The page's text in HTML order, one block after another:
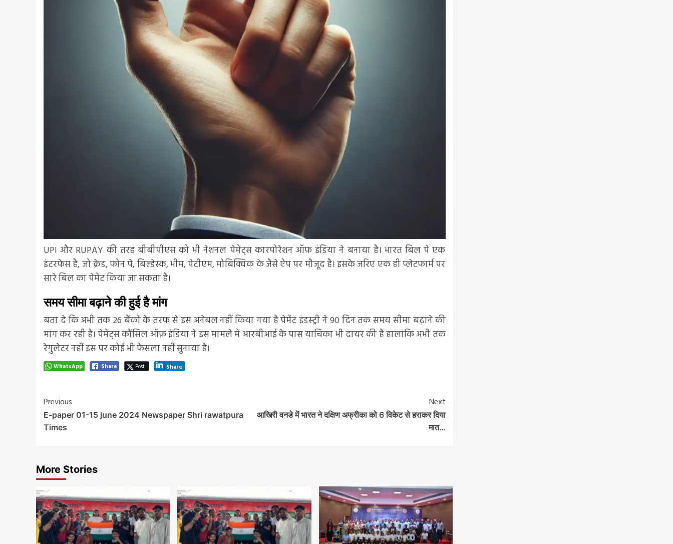
UPI और RUPAY की तरह बीबीपीएस को भी नेशनल पेमेंट्स कारपोरेशन ऑफ़ इंडिया ने बनाया है। भारत बिल पे एक
इंटरफेस है, जो क्रेड, फोन पे, बिल्डेस्क, भीम, पेटीएम, मोबिक्विक के जैसे ऐप पर मौजूद है। इसके जरिए एक ही प्लेटफार्म पर
सारे बिल का पेमेंट किया जा सकता है।
समय सीमा बढ़ाने की हुई है मांग
बता दे कि अभी तक 26 बैंकों के तरफ से इस अनेबल नहीं किया गया है पेमेंट इंडस्ट्री ने 90 दिन तक समय सीमा बढ़ाने की
मांग कर रही है। पेमेंट्स कौंसिल ऑफ़ इंडिया ने इस मामले में आरबीआई के पास याचिका भी दायर की है हालांकि अभी तक
रेगुलेटर नहीं इस पर कोई भी फैसला नहीं सुनाया है।
WhatsApp Share Post Share
Post
Navigation
Previous
E-paper 01-15 june 2024 Newspaper Shri rawatpura
Times
Next
आखिरी वनडे में भारत ने दक्षिण अफ्रीका को 6 विकेट से हराकर दिया
मात…
More Stories